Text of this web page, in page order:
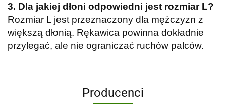
3. Dla jakiej dłoni odpowiedni jest rozmiar L?
Rozmiar L jest przeznaczony dla mężczyzn z
większą dłonią. Rękawica powinna dokładnie
przylegać, ale nie ograniczać ruchów palców.
Producenci